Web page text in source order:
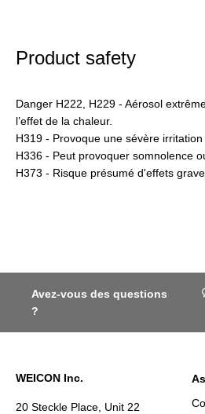
Product safety
Danger H222, H229 - Aérosol
l’effet de la chaleur.
H319 - Provoque une sévère irritation
H336 - Peut provoquer somnolence
H373 - Risque présumé d'effets grave
Avez-vous des questions
?
WEICON Inc.
20 Steckle Place, Unit 22